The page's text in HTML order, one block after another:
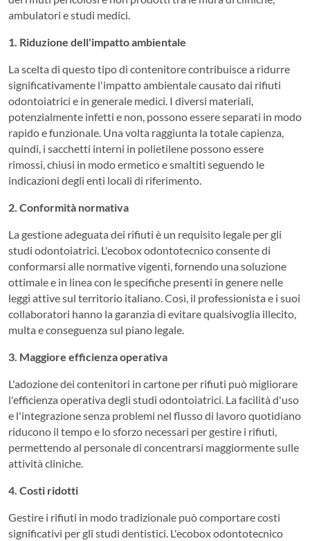
ambulatori e studi medici.
1. Riduzione dell'impatto ambientale
La scelta di questo tipo di contenitore contribuisce a ridurre
significativamente l'impatto ambientale causato dai rifiuti
odontoiatrici e in generale medici. I diversi materiali,
potenzialmente infetti e non, possono essere separati in modo
rapido e funzionale. Una volta raggiunta la totale capienza,
quindi, i sacchetti interni in polietilene possono essere
rimossi, chiusi in modo ermetico e smaltiti seguendo le
indicazioni degli enti locali di riferimento.
2. Conformità normativa
La gestione adeguata dei rifiuti è un requisito legale per gli
studi odontoiatrici. L'ecobox odontotecnico consente di
conformarsi alle normative vigenti, fornendo una soluzione
ottimale e in linea con le specifiche presenti in genere nelle
leggi attive sul territorio italiano. Così, il professionista e i suoi
collaboratori hanno la garanzia di evitare qualsivoglia illecito,
multa e conseguenza sul piano legale.
3. Maggiore efficienza operativa
L'adozione dei contenitori in cartone per rifiuti può migliorare
l'efficienza operativa degli studi odontoiatrici. La facilità d'uso
e l'integrazione senza problemi nel flusso di lavoro quotidiano
riducono il tempo e lo sforzo necessari per gestire i rifiuti,
permettendo al personale di concentrarsi maggiormente sulle
attività cliniche.
4. Costi ridotti
Gestire i rifiuti in modo tradizionale può comportare costi
significativi per gli studi dentistici. L'ecobox odontotecnico